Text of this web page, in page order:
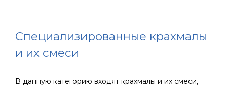
Специализированные крахмалы
и их смеси
В данную категорию входят крахмалы и их смеси,